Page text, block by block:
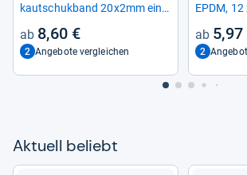
kau­tschuk­band 20x2mm ein­
Keder­schie­nen
8,60 €
2 Angebote vergleichen
EPDM,
Meter)5,97
2
Aktu­ell beliebt